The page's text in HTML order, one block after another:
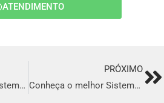
ATENDIMENTO
Conheça o melhor Sistema para Delivery em Garanhuns
PRÓXIMO
Conheça o melhor Sistema para Delivery em Botucatu